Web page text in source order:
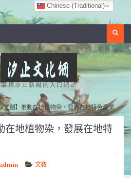
與汐止新聞的入口網站
文創】推動在地植物染，發展在地特色產業
在地植物染，發展在地特
admin 文教
Chinese (Traditional)